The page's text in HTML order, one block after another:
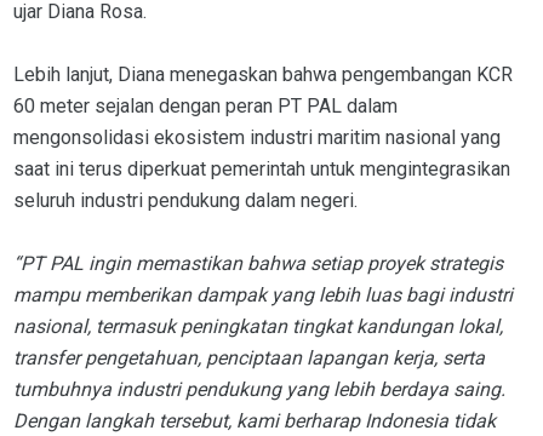
ujar Diana Rosa.
Lebih lanjut, Diana menegaskan bahwa pengembangan KCR
60 meter sejalan dengan peran PT PAL dalam
mengonsolidasi ekosistem industri maritim nasional yang
saat ini terus diperkuat pemerintah untuk mengintegrasikan
seluruh industri pendukung dalam negeri.
“PT PAL ingin memastikan bahwa setiap proyek strategis
mampu memberikan dampak yang lebih luas bagi industri
nasional, termasuk peningkatan tingkat kandungan lokal,
transfer pengetahuan, penciptaan lapangan kerja, serta
tumbuhnya industri pendukung yang lebih berdaya saing.
Dengan langkah tersebut, kami berharap Indonesia tidak